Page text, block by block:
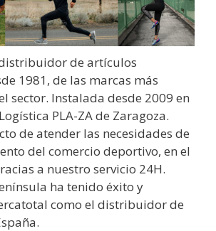
de artículos
1981, de las marcas más
sector. Instalada desde 2009 en
PLA-ZA de Zaragoza.
de atender las necesidades de
del comercio deportivo, en el
a nuestro servicio 24H.
ha tenido éxito y
como el distribuidor de